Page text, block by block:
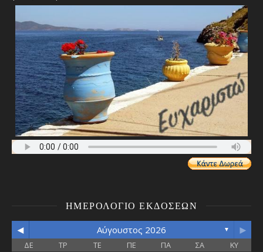
ΗΜΕΡΟΛΌΓΙΟ ΕΚΔΌΣΕΩΝ
◄ Αύγουστος 2026 ▼ ►
ΔΕ ΤΡ ΤΕ ΠΕ ΠΑ ΣΑ ΚΥ